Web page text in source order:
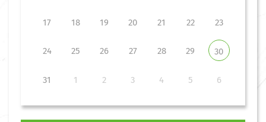
17 18 19 20 21 22 23
24 25 26 27 28 29 30
31 1 2 3 4 5 6